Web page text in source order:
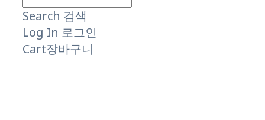
Search 검색
Log In 로그인
Cart장바구니